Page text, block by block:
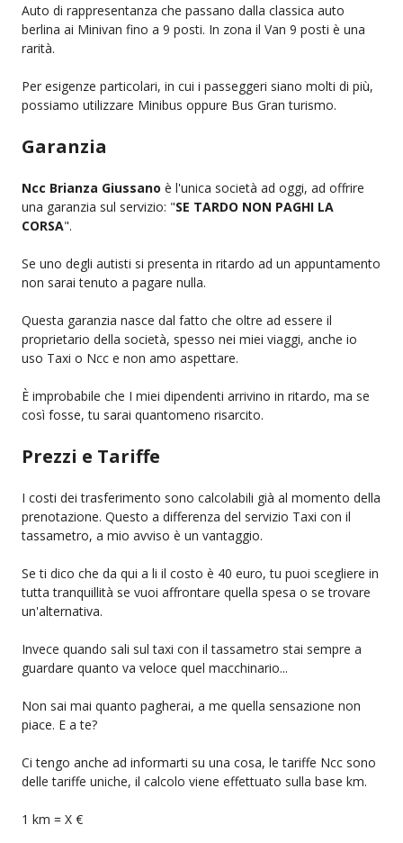
Auto di rappresentanza che passano dalla classica auto
berlina ai Minivan fino a 9 posti. In zona il Van 9 posti è una
rarità.
Per esigenze particolari, in cui i passeggeri siano molti di più,
possiamo utilizzare Minibus oppure Bus Gran turismo.
Garanzia
Ncc Brianza Giussano è l'unica società ad oggi, ad offrire
una garanzia sul servizio: "SE TARDO NON PAGHI LA
CORSA".
Se uno degli autisti si presenta in ritardo ad un appuntamento
non sarai tenuto a pagare nulla.
Questa garanzia nasce dal fatto che oltre ad essere il
proprietario della società, spesso nei miei viaggi, anche io
uso Taxi o Ncc e non amo aspettare.
È improbabile che I miei dipendenti arrivino in ritardo, ma se
così fosse, tu sarai quantomeno risarcito.
Prezzi e Tariffe
I costi dei trasferimento sono calcolabili già al momento della
prenotazione. Questo a differenza del servizio Taxi con il
tassametro, a mio avviso è un vantaggio.
Se ti dico che da qui a li il costo è 40 euro, tu puoi scegliere in
tutta tranquillità se vuoi affrontare quella spesa o se trovare
un'alternativa.
Invece quando sali sul taxi con il tassametro stai sempre a
guardare quanto va veloce quel macchinario...
Non sai mai quanto pagherai, a me quella sensazione non
piace. E a te?
Ci tengo anche ad informarti su una cosa, le tariffe Ncc sono
delle tariffe uniche, il calcolo viene effettuato sulla base km.
1 km = X €